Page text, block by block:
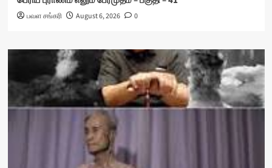
பவள சங்கரி August 6, 2026 0